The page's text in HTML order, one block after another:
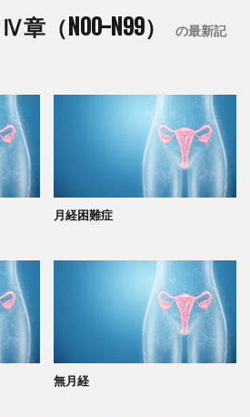
（N00-N99） の最新記
月経困難症
無月経